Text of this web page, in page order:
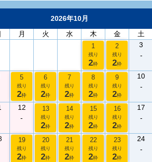
2026年10月
月 火 水 木 金 土
1
残り
2枠
2
残り
2枠
3
-
5
残り
2枠
6
残り
2枠
7
残り
2枠
8
残り
2枠
9
残り
2枠
10
-
12
-
13
残り
2枠
14
残り
2枠
15
残り
2枠
16
残り
2枠
17
-
19
残り
2枠
20
残り
2枠
21
残り
2枠
22
残り
2枠
23
残り
2枠
24
-